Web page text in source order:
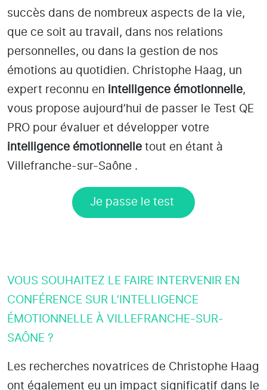
succès dans de nombreux aspects de la vie,
que ce soit au travail, dans nos relations
personnelles, ou dans la gestion de nos
émotions au quotidien. Christophe Haag, un
expert reconnu en intelligence émotionnelle,
vous propose aujourd’hui de passer le Test QE
PRO pour évaluer et développer votre
intelligence émotionnelle tout en étant à
Villefranche-sur-Saône .
Je passe le test
VOUS SOUHAITEZ LE FAIRE INTERVENIR EN
CONFÉRENCE SUR L’INTELLIGENCE
ÉMOTIONNELLE À VILLEFRANCHE-SUR-
SAÔNE ?
Les recherches novatrices de Christophe Haag
ont également eu un impact significatif dans le